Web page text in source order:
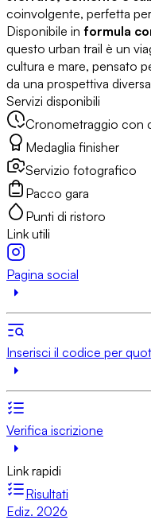
coinvolgente, perfetta
Disponibile in formula
questo urban trail è un
cultura e mare, pensato
da una prospettiva
Servizi disponibili
Cronometraggio con
Medaglia finisher
Servizio fotografico
Pacco gara
Punti di ristoro
Link utili
Pagina social
Inserisci il codice per
Verifica iscrizione
Link rapidi
Risultati
Ediz. 2026